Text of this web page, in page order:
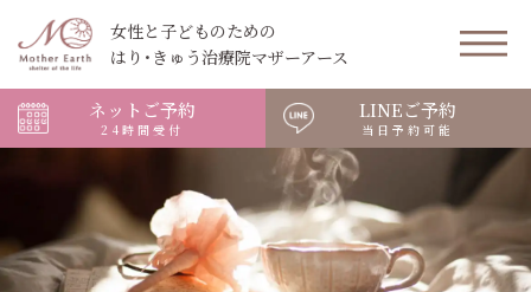
女性と子どものための
はり･きゅう治療院マザーアース
ネットご予約
24時間受付
LINEご予約
当日予約可能